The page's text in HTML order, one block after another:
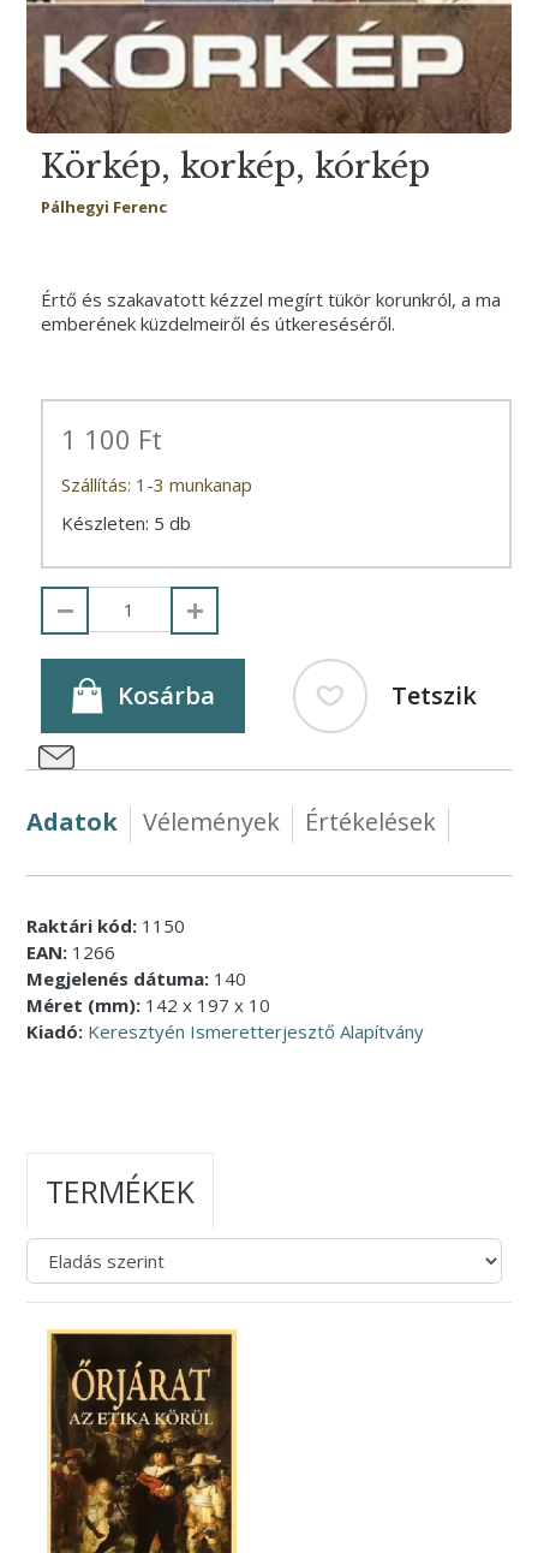
Körkép, korkép, kórkép
Pálhegyi Ferenc
Értő és szakavatott kézzel megírt tükör korunkról, a ma
emberének küzdelmeiről és útkereséséről.
1 100 Ft
Szállítás: 1-3 munkanap
Készleten: 5 db
Kosárba Tetszik
Adatok Vélemények Értékelések
Raktári kód: 1150
EAN: 1266
Megjelenés dátuma: 140
Méret (mm): 142 x 197 x 10
Kiadó: Keresztyén Ismeretterjesztő Alapítvány
TERMÉKEK